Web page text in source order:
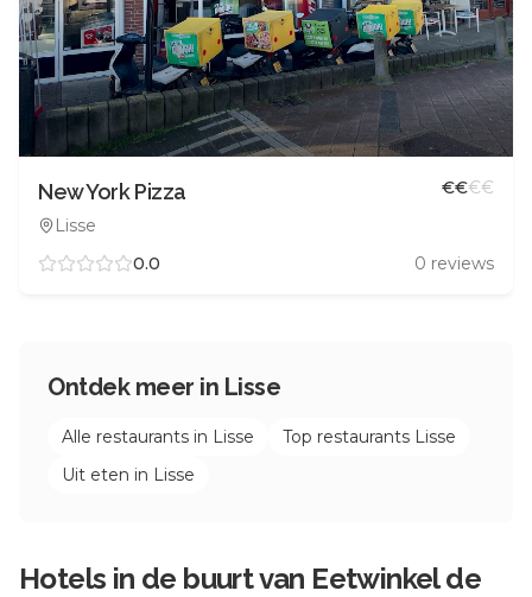
New York Pizza
Lisse
€€€€
0.0 0 reviews
Ontdek meer in Lisse
Alle restaurants in Lisse Top restaurants Lisse
Uit eten in Lisse
Hotels in de buurt van Eetwinkel de